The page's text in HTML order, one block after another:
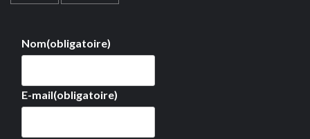
Nom(obligatoire)
E-mail(obligatoire)